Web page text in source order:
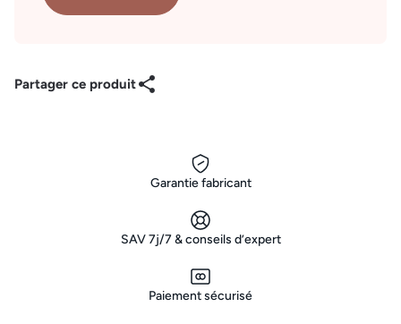
Partager ce produit
Garantie fabricant
SAV 7j/7 & conseils d’expert
Paiement sécurisé